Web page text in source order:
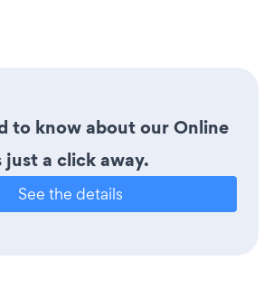
to know about our Online
just a click away.
See the details